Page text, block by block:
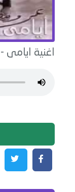
اغنية ايامى - Remix